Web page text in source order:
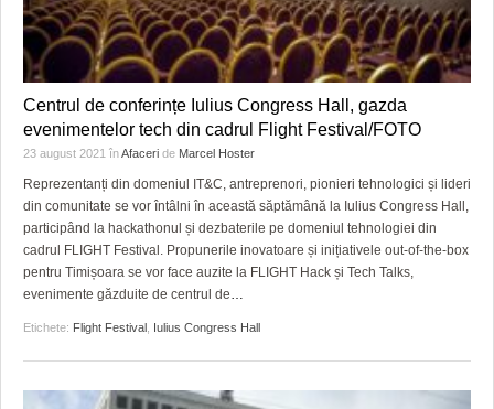
Centrul de conferințe Iulius Congress Hall, gazda
evenimentelor tech din cadrul Flight Festival/FOTO
23 august 2021 înAfaceri de Marcel Hoster
Reprezentanți din domeniul IT&C, antreprenori, pionieri tehnologici și lideri
din comunitate se vor întâlni în această săptămână la Iulius Congress Hall,
participând la hackathonul și dezbaterile pe domeniul tehnologiei din
cadrul FLIGHT Festival. Propunerile inovatoare și inițiativele out-of-the-box
pentru Timișoara se vor face auzite la FLIGHT Hack și Tech Talks,
evenimente găzduite de centrul de…
Etichete: Flight Festival Iulius Congress Hall